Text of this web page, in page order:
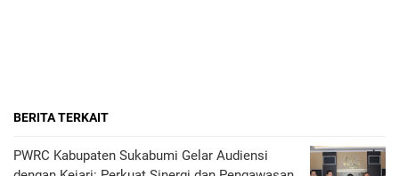
BERITA TERKAIT
PWRC Kabupaten Sukabumi Gelar Audiensi